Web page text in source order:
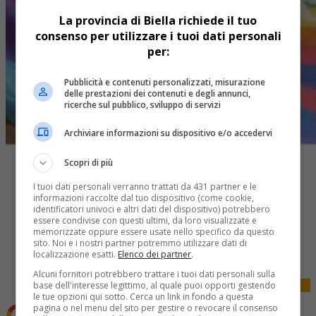
Share
Tweet
La provincia di Biella richiede il tuo
consenso per utilizzare i tuoi dati personali
per:
Pubblicità e contenuti personalizzati, misurazione
delle prestazioni dei contenuti e degli annunci,
ricerche sul pubblico, sviluppo di servizi
Archiviare informazioni su dispositivo e/o accedervi
Scopri di più
I tuoi dati personali verranno trattati da 431 partner e le
informazioni raccolte dal tuo dispositivo (come cookie,
identificatori univoci e altri dati del dispositivo) potrebbero
essere condivise con questi ultimi, da loro visualizzate e
memorizzate oppure essere usate nello specifico da questo
sito. Noi e i nostri partner potremmo utilizzare dati di
localizzazione esatti. Elenco dei partner.
Alcuni fornitori potrebbero trattare i tuoi dati personali sulla
base dell'interesse legittimo, al quale puoi opporti gestendo
le tue opzioni qui sotto. Cerca un link in fondo a questa
pagina o nel menu del sito per gestire o revocare il consenso